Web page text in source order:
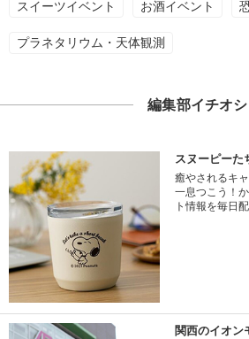
スイーツイベント お酒イベント
プラネタリウム・天体観測
編集部イチオシ
スヌーピーた
癒やされるキ
一息つこう！
ト情報を毎日
関西のイオン